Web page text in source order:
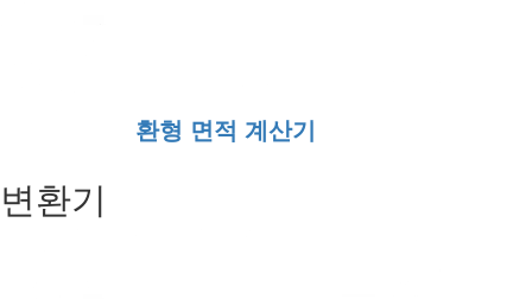
환형 면적 계산기
변환기